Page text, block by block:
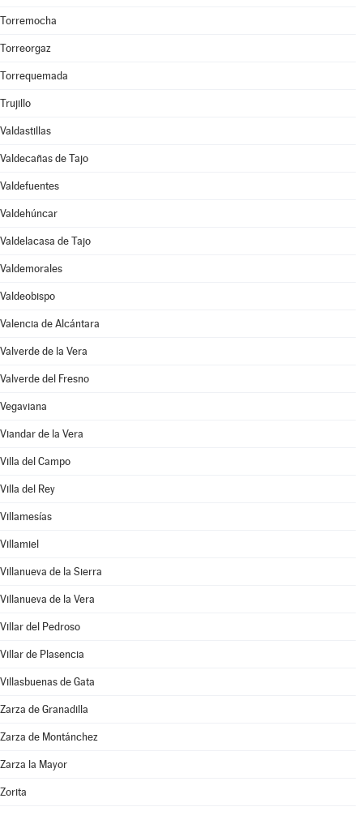
Torremocha
Torreorgaz
Torrequemada
Trujillo
Valdastillas
Valdecañas de Tajo
Valdefuentes
Valdehúncar
Valdelacasa de Tajo
Valdemorales
Valdeobispo
Valencia de Alcántara
Valverde de la Vera
Valverde del Fresno
Vegaviana
Viandar de la Vera
Villa del Campo
Villa del Rey
Villamesías
Villamiel
Villanueva de la Sierra
Villanueva de la Vera
Villar del Pedroso
Villar de Plasencia
Villasbuenas de Gata
Zarza de Granadilla
Zarza de Montánchez
Zarza la Mayor
Zorita